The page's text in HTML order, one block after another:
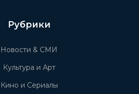
Рубрики
Новости & СМИ
Культура и Арт
Кино и Сериалы